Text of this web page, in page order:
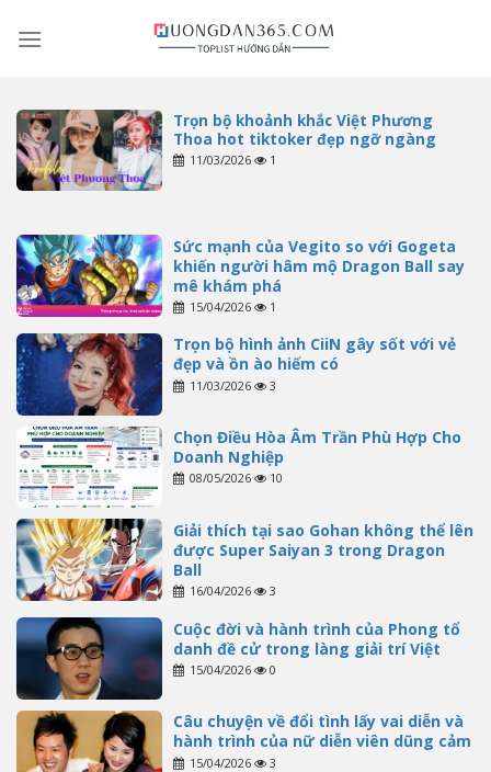
Trọn bộ khoảnh khắc Việt Phương
Thoa hot tiktoker đẹp ngỡ ngàng
11/03/2026 1
Sức mạnh của Vegito so với Gogeta
khiến người hâm mộ Dragon Ball say
mê khám phá
15/04/2026 1
Trọn bộ hình ảnh CiiN gây sốt với vẻ
đẹp và ồn ào hiếm có
11/03/2026 3
Chọn Điều Hòa Âm Trần Phù Hợp Cho
Doanh Nghiệp
08/05/2026 10
Giải thích tại sao Gohan không thể lên
được Super Saiyan 3 trong Dragon
Ball
16/04/2026 3
Cuộc đời và hành trình của Phong tổ
danh đề cử trong làng giải trí Việt
15/04/2026 0
Câu chuyện về đổi tình lấy vai diễn và
hành trình của nữ diễn viên dũng cảm
15/04/2026 3